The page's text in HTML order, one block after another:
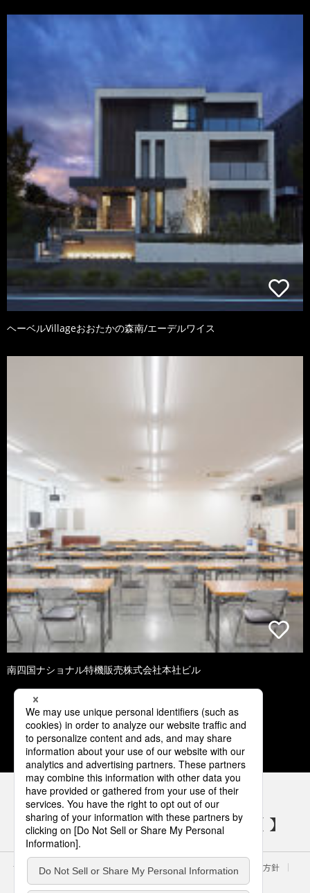
ヘーベルVillageおおたかの森南/エーデルワイス
南四国ナショナル特機販売株式会社本社ビル
1 2 3 4 5
パナソニックの電気設備 SNSアカウント
サイトのご利用にあたって クッキーポリシー
個人情報保護方針
パナソニック ホールディングス